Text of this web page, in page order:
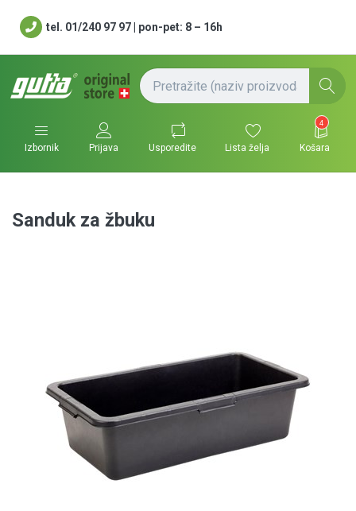
tel. 01/240 97 97 | pon-pet: 8 – 16h
Izbornik Prijava Usporedite Lista želja
4
Košara
Sanduk za žbuku